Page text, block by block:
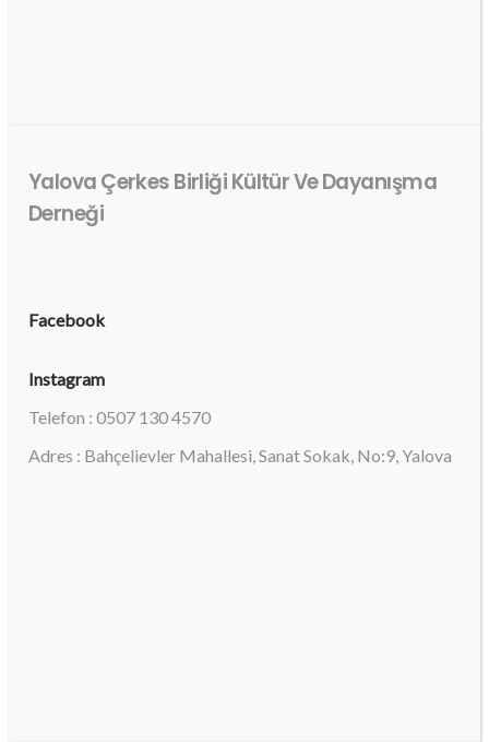
Yalova Çerkes Birliği Kültür Ve Dayanışma
Derneği
Facebook
Instagram
Telefon : 0507 130 4570
Adres : Bahçelievler Mahallesi, Sanat Sokak, No:9, Yalova